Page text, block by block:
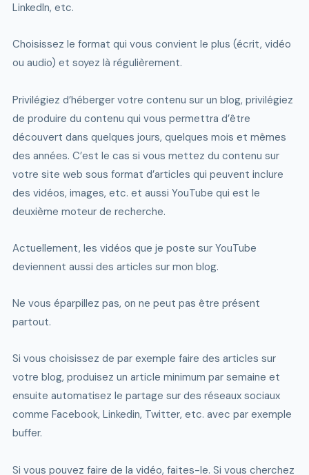
LinkedIn, etc.
Choisissez le format qui vous convient le plus (écrit, vidéo
ou audio) et soyez là régulièrement.
Privilégiez d’héberger votre contenu sur un blog, privilégiez
de produire du contenu qui vous permettra d’être
découvert dans quelques jours, quelques mois et mêmes
des années. C’est le cas si vous mettez du contenu sur
votre site web sous format d’articles qui peuvent inclure
des vidéos, images, etc. et aussi YouTube qui est le
deuxième moteur de recherche.
Actuellement, les vidéos que je poste sur YouTube
deviennent aussi des articles sur mon blog.
Ne vous éparpillez pas, on ne peut pas être présent
partout.
Si vous choisissez de par exemple faire des articles sur
votre blog, produisez un article minimum par semaine et
ensuite automatisez le partage sur des réseaux sociaux
comme Facebook, Linkedin, Twitter, etc. avec par exemple
buffer.
Si vous pouvez faire de la vidéo, faites-le. Si vous cherchez